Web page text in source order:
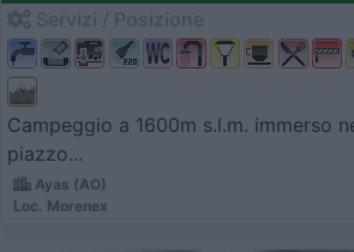
Campeggio a 1600m s.l.m. immerso
piazzo...
Ayas (AO)
Loc. Morenex